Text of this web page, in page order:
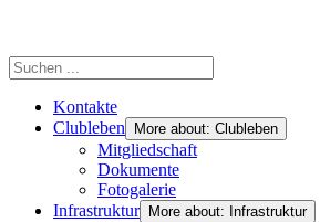
Kontakte
Clubleben
More about: Clubleben
Mitgliedschaft
Dokumente
Fotogalerie
Infrastruktur
More about: Infrastruktur